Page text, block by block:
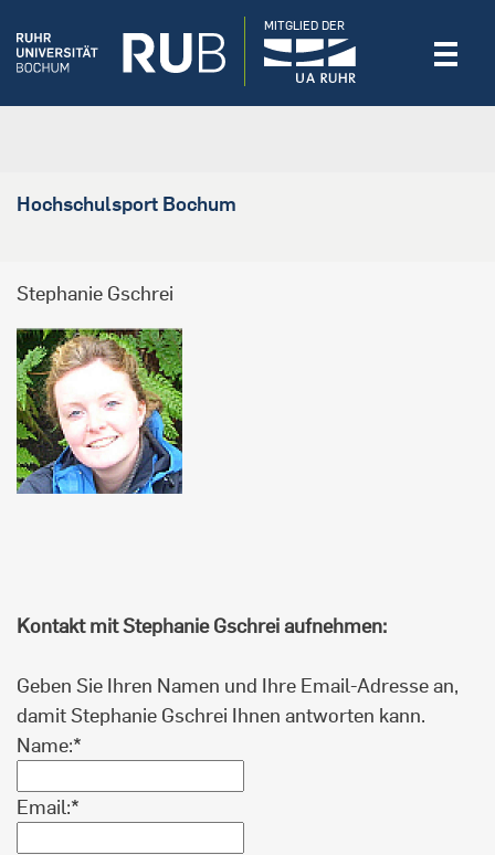
MITGLIED DER
Hochschulsport Bochum
Stephanie Gschrei
Kontakt mit Stephanie Gschrei aufnehmen:
Geben Sie Ihren Namen und Ihre Email-Adresse an,
damit Stephanie Gschrei Ihnen antworten kann.
Name:*
Email:*